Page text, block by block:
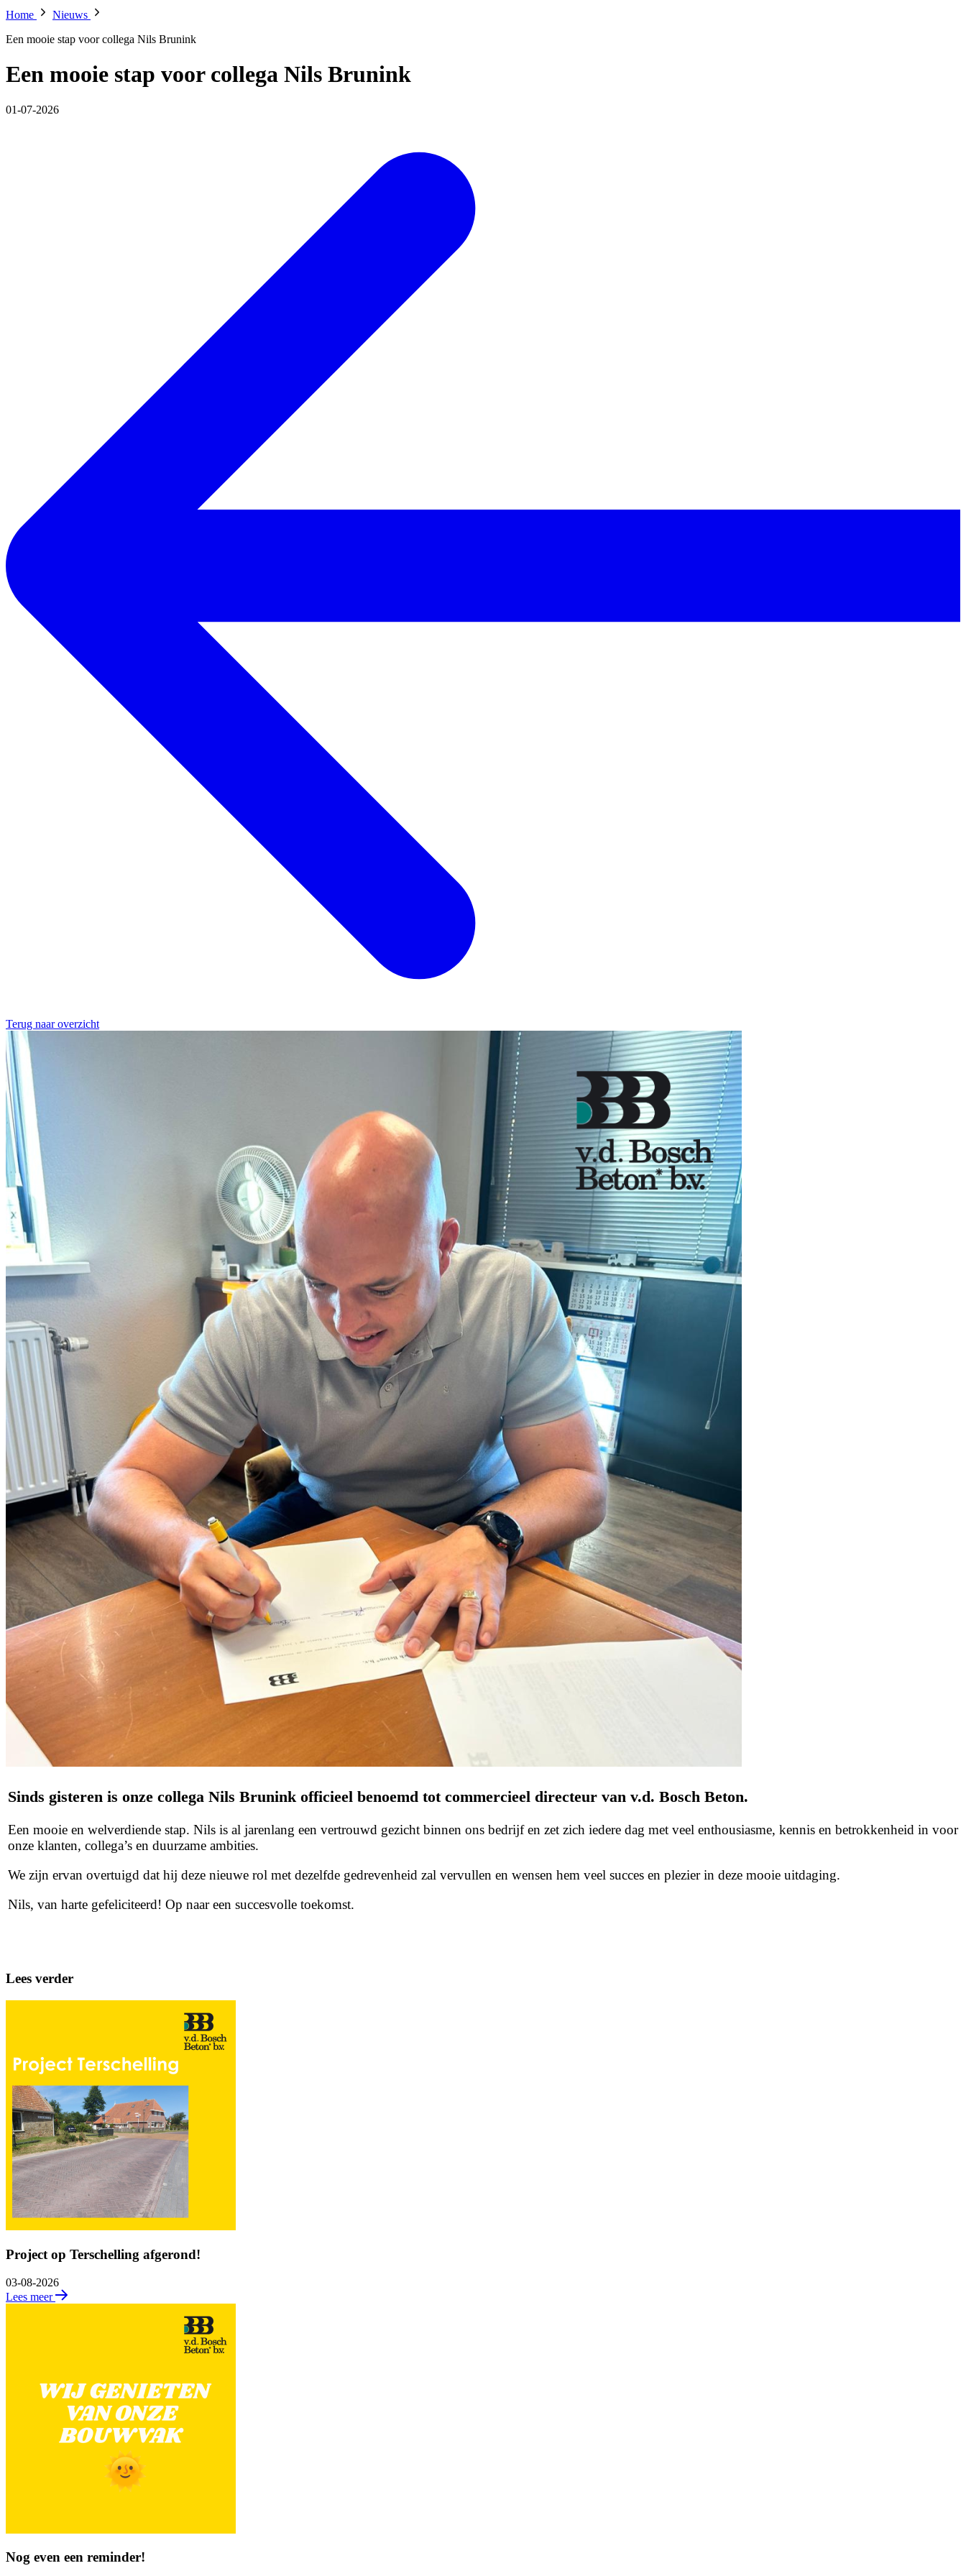
Home
Nieuws
Een mooie stap voor collega Nils Brunink
Een mooie stap voor collega Nils Brunink
01-07-2026
Terug naar overzicht
Sinds gisteren is onze collega Nils Brunink officieel benoemd tot commercieel directeur van v.d. Bosch Beton.
Een mooie en welverdiende stap. Nils is al jarenlang een vertrouwd gezicht binnen ons bedrijf en zet zich iedere dag met veel enthousiasme, kennis en betrokkenheid in voor
onze klanten, collega’s en duurzame ambities.
We zijn ervan overtuigd dat hij deze nieuwe rol met dezelfde gedrevenheid zal vervullen en wensen hem veel succes en plezier in deze mooie uitdaging.
Nils, van harte gefeliciteerd! Op naar een succesvolle toekomst.
Lees verder
Project op Terschelling afgerond!
03-08-2026
Lees meer
Nog even een reminder!